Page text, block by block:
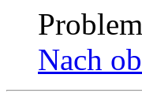
Nach